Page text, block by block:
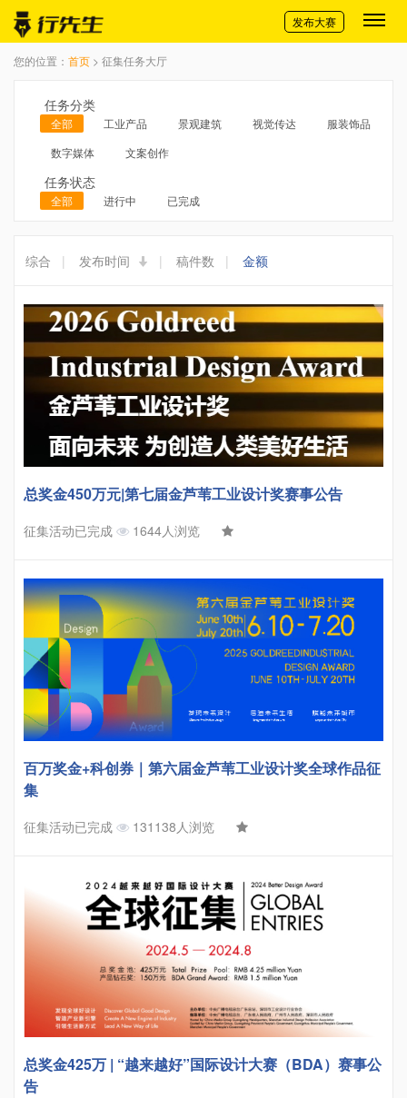
切换导航
发布大赛
您的位置： 首页 > 征集任务大厅
任务分类
全部 工业产品 景观建筑 视觉传达
服装饰品
数字媒体
文案创作
任务状态
全部 进行中 已完成
综合 | 发布时间 | 稿件数 | 金额
总奖金450万元|第七届金芦苇工业设计奖赛事公告
征集活动已完成 1644人浏览
百万奖金+科创券｜第六届金芦苇工业设计奖全球作品征
集
征集活动已完成 131138人浏览
总奖金425万 | “越来越好”国际设计大赛（BDA）赛事公
告